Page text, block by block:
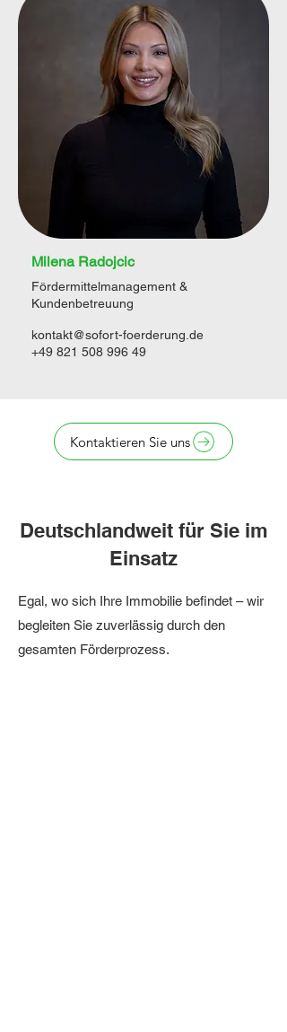
Milena Radojcic
Fördermittelmanagement &
Kundenbetreuung
kontakt@sofort-foerderung.de
+49 821 508 996 49
Kontaktieren Sie uns
Deutschlandweit für Sie im
Einsatz
Egal, wo sich Ihre Immobilie befindet – wir
begleiten Sie zuverlässig durch den
gesamten Förderprozess.